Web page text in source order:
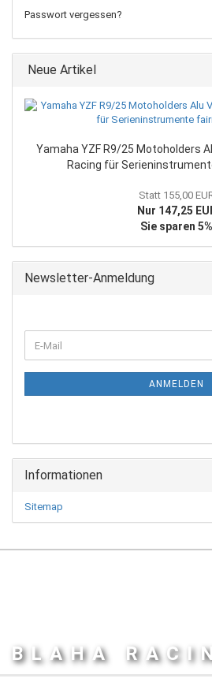
Passwort vergessen?
Neue Artikel
Yamaha YZF R9/25 Motoholders
Racing für
Statt 155,00
Nur 147,25
Sie sparen 5%
Newsletter-Anmeldung
ZUR
E-
Mail
ANMELDEN
Informationen
Sitemap
BLAHA